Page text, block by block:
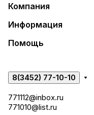
Компания
Информация
Помощь
8(3452) 77-10-10
771112@inbox.ru
771010@list.ru